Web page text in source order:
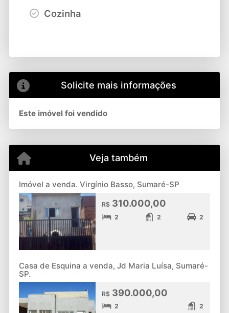
Cozinha
Solicite mais informações
Este imóvel foi vendido
Veja também
Imóvel a venda. Virgínio Basso, Sumaré-SP
R$310.000,00
2 2 2
Casa de Esquina a venda, Jd Maria Luísa, Sumaré-
SP.
R$390.000,00
2 2